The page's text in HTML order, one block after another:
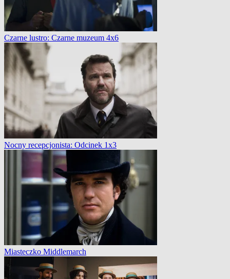
Czarne lustro: Czarne muzeum 4x6
Nocny recepcjonista: Odcinek 1x3
Miasteczko Middlemarch